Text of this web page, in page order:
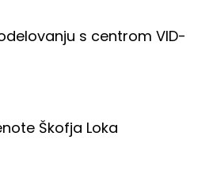
s centrom VID-
Škofja Loka